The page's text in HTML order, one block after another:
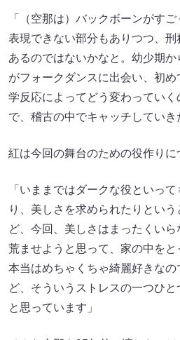
「（空那は）バックボーンがす
表現できない部分もありつつ、
あるのではないかなと。幼少期
がフォークダンスに出会い、初
学反応によってどう変わってい
で、稽古の中でキャッチしていき
紅は今回の舞台のための役作りに
「いままではダークな役といっ
り、美しさを求められたりとい
ど、今回、美しさはまったくい
荒ませようと思って、家の中をと
本当はめちゃくちゃ綺麗好きな
ど、そういうストレスの一つひ
と思っています」